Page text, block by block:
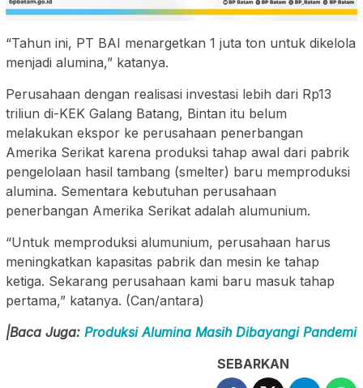
“Tahun ini, PT BAI menargetkan 1 juta ton untuk dikelola
menjadi alumina,” katanya.
Perusahaan dengan realisasi investasi lebih dari Rp13
triliun di-KEK Galang Batang, Bintan itu belum
melakukan ekspor ke perusahaan penerbangan
Amerika Serikat karena produksi tahap awal dari pabrik
pengelolaan hasil tambang (smelter) baru memproduksi
alumina. Sementara kebutuhan perusahaan
penerbangan Amerika Serikat adalah alumunium.
“Untuk memproduksi alumunium, perusahaan harus
meningkatkan kapasitas pabrik dan mesin ke tahap
ketiga. Sekarang perusahaan kami baru masuk tahap
pertama,” katanya. (Can/antara)
|Baca Juga: Produksi Alumina Masih Dibayangi Pandemi
SEBARKAN